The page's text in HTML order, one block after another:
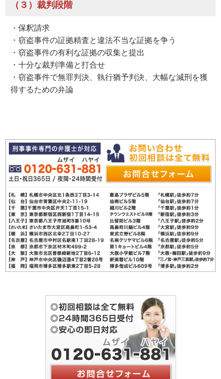
（３）裁判段階
・保釈請求
・窃盗事件の証拠精査と違法不当な証拠を争う
・窃盗事件の有利な証拠の収集と提出
・十分な裁判準備と打合せ
・窃盗事件で無罪判決、執行猶予判決、大幅な減刑を獲
得するための弁論